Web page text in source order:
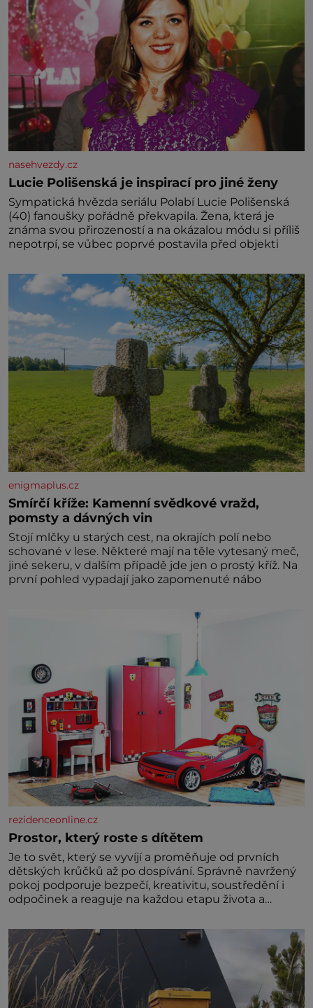
nasehvezdy.cz
Lucie Polišenská je inspirací pro jiné ženy
Sympatická hvězda seriálu Polabí Lucie Polišenská
(40) fanoušky pořádně překvapila. Žena, která je
známa svou přirozeností a na okázalou módu si příliš
nepotrpí, se vůbec poprvé postavila před objekti
enigmaplus.cz
Smírčí kříže: Kamenní svědkové vražd,
pomsty a dávných vin
Stojí mlčky u starých cest, na okrajích polí nebo
schované v lese. Některé mají na těle vytesaný meč,
jiné sekeru, v dalším případě jde jen o prostý kříž. Na
první pohled vypadají jako zapomenuté nábo
rezidenceonline.cz
Prostor, který roste s dítětem
Je to svět, který se vyvíjí a proměňuje od prvních
dětských krůčků až po dospívání. Správně navržený
pokoj podporuje bezpečí, kreativitu, soustředění i
odpočinek a reaguje na každou etapu života a
jednoduchost, měkkost a bezpečí, proto by pokoj
miminka měl působit především klidně a útulně.
Předškolní věk je